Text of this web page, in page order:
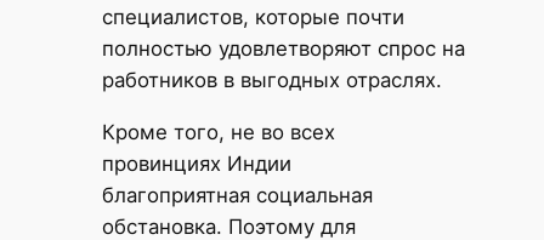
специалистов, которые почти
полностью удовлетворяют спрос на
работников в выгодных отраслях.
Кроме того, не во всех
провинциях Индии
благоприятная социальная
обстановка. Поэтому для